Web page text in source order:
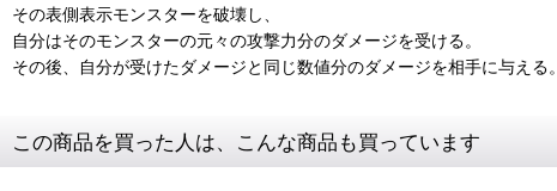
その表側表示モンスターを破壊し、
自分はそのモンスターの元々の攻撃力分のダメージを受ける。
その後、自分が受けたダメージと同じ数値分のダメージを相手に与える。
この商品を買った人は、こんな商品も買っています